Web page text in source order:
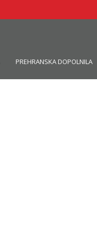
PREHRANSKA DOPOLNILA